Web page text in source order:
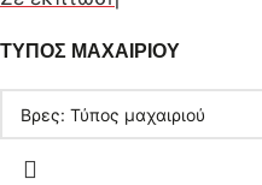
ΤΥΠΟΣ ΜΑΧΑΙΡΙΟΥ